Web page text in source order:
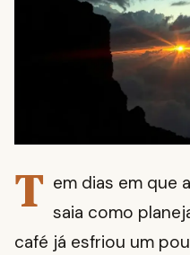
T em dias em que
saia como
café já esfriou um